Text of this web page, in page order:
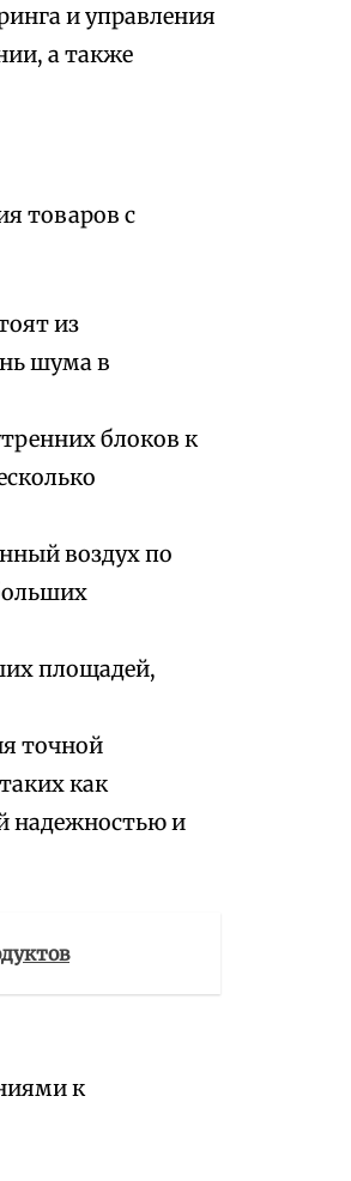
и управления
а также
товаров с
из
шума в
блоков к
воздух по
площадей,
точной
как
надежностью и
к